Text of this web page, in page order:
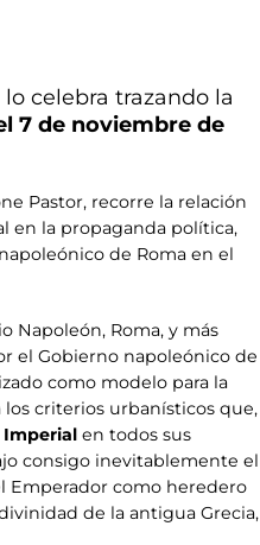
celebra trazando la
7 de noviembre de
Pastor, recorre la relación
en la propaganda política,
de Roma en el
Napoleón, Roma, y más
el Gobierno napoleónico de
como modelo para la
los criterios urbanísticos que,
Imperial en todos sus
consigo inevitablemente el
Emperador como heredero
de la antigua Grecia,